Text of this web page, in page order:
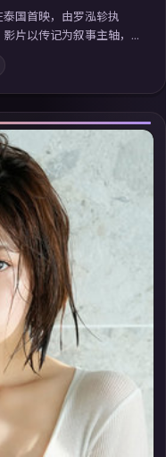
泰国首映，由罗泓轸执
片以传记为叙事主轴，
“真实”的一天；摄影与
免费观看高清电视剧在
清在线追剧体验。